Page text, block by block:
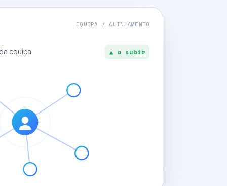
EQUIPA / ALINHAMENTO
equipa ▲ a subir